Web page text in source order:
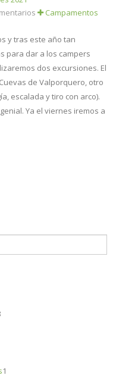
Campamentos
y tras este año tan
para dar a los campers
dos excursiones. El
de Valporquero, otro
escalada y tiro con arco).
Ya el viernes iremos a
1